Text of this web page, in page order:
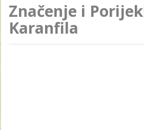
Značenje i
Karanfila